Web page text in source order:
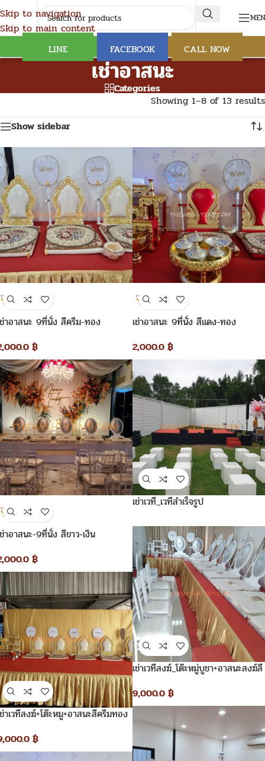
Skip to navigation
Skip to main content
LINE FACEBOOK CALL NOW
เช่าอาสนะ
Categories
Showing 1–8 of 13 results
Show sidebar
าอาสนะ 9ที่นั่ง สีครีม-ทอง
฿
เช่าอาสนะ 9ที่นั่ง สีแดง-ทอง
2,000.0 ฿
าอาสนะ-9ที่นั่ง สีขาว-เงิน
฿
เช่าเวที_เวทีสำเร็จรูป
เช่าเวทีสงฆ์_โต๊ะหมู่บูชา+อาสนะสงฆ์สี
9,000.0 ฿
าเวทีสงฆ์+โต๊ะหมู+อาสนะสีครีมทอง
฿